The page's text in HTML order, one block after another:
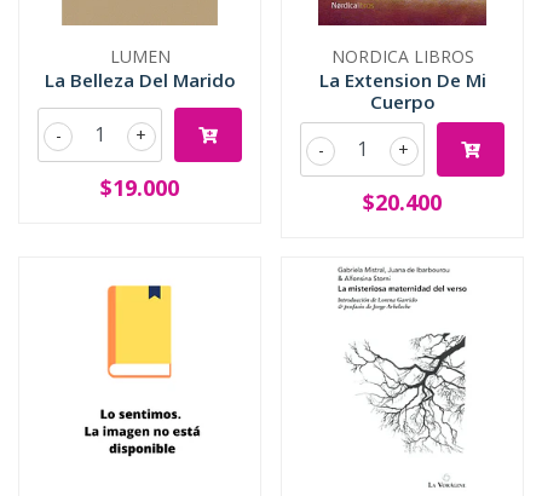
LUMEN
La Belleza Del Marido
+
-
$19.000
NORDICA LIBROS
La Extension De Mi
Cuerpo
+
-
$20.400